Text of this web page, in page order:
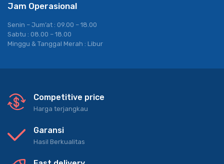
Jam Operasional
Senin – Jum’at : 09.00 – 18.00
Sabtu : 08.00 – 18.00
Minggu & Tanggal Merah : Libur
Competitive price
Harga terjangkau
Garansi
Hasil Berkualitas